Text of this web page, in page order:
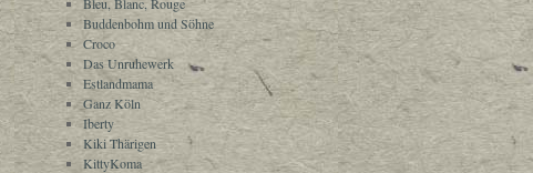
Buddenbohm und Söhne
Croco
Das Unruhewerk
Estlandmama
Ganz Köln
Iberty
Kiki Thärigen
KittyKoma